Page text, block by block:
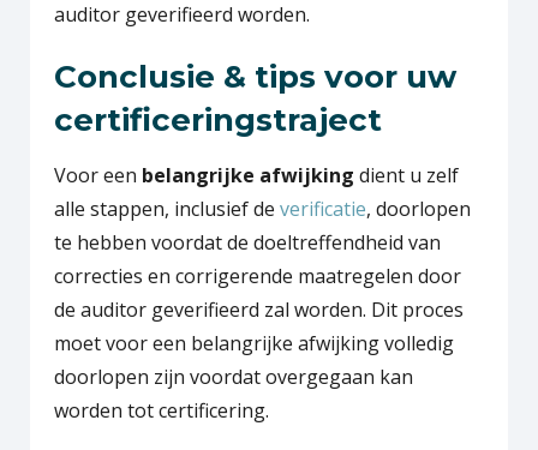
auditor geverifieerd worden.
Conclusie & tips voor uw
certificeringstraject
Voor een belangrijke afwijking dient u zelf
alle stappen, inclusief de verificatie, doorlopen
te hebben voordat de doeltreffendheid van
correcties en corrigerende maatregelen door
de auditor geverifieerd zal worden. Dit proces
moet voor een belangrijke afwijking volledig
doorlopen zijn voordat overgegaan kan
worden tot certificering.